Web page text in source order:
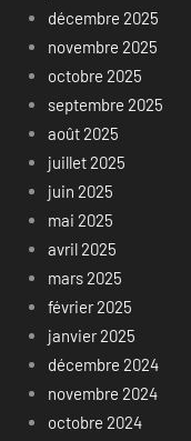
décembre 2025
novembre 2025
octobre 2025
septembre 2025
août 2025
juillet 2025
juin 2025
mai 2025
avril 2025
mars 2025
février 2025
janvier 2025
décembre 2024
novembre 2024
octobre 2024